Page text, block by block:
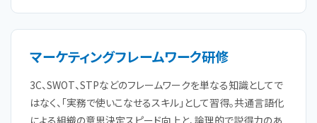
マーケティングフレームワーク研修
3C、SWOT、STPなどのフレームワークを単なる知識としてで
はなく、「実務で使いこなせるスキル」として習得。共通言語化
による組織の意思決定スピード向上と、論理的で説得力のあ